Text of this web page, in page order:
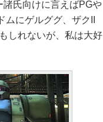
氏向けに言えばPGや
にゲルググ、ザクII
しれないが、私は大好